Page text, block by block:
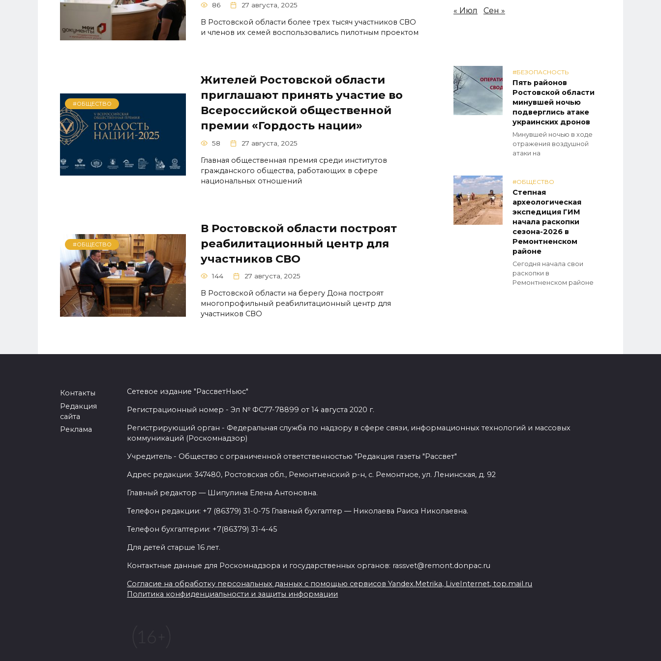
86 27 августа, 2025
В Ростовской области более трех тысяч участников СВО
и членов их семей воспользовались пилотным проектом
#ОБЩЕСТВО
Жителей Ростовской области
приглашают принять участие во
Всероссийской общественной
премии «Гордость нации»
58 27 августа, 2025
Главная общественная премия среди институтов
гражданского общества, работающих в сфере
национальных отношений
#ОБЩЕСТВО
В Ростовской области построят
реабилитационный центр для
участников СВО
144 27 августа, 2025
В Ростовской области на берегу Дона построят
многопрофильный реабилитационный центр для
участников СВО
« Июл Сен »
#БЕЗОПАСНОСТЬ
Пять районов
Ростовской области
минувшей ночью
подверглись атаке
украинских дронов
Минувшей ночью в ходе
отражения воздушной
атаки на
#ОБЩЕСТВО
Степная
археологическая
экспедиция ГИМ
начала раскопки
сезона-2026 в
Ремонтненском
районе
Сегодня начала свои
раскопки в
Ремонтненском районе
Контакты
Редакция
сайта
Реклама
Сетевое издание "РассветНьюс"
Регистрационный номер - Эл № ФС77-78899 от 14 августа 2020 г.
Регистрирующий орган - Федеральная служба по надзору в сфере связи, информационных технологий и массовых
коммуникаций (Роскомнадзор)
Учредитель - Общество с ограниченной ответственностью "Редакция газеты "Рассвет"
Адрес редакции: 347480, Ростовская обл., Ремонтненский р-н, с. Ремонтное, ул. Ленинская, д. 92
Главный редактор — Шипулина Елена Антоновна.
Телефон редакции: +7 (86379) 31-0-75 Главный бухгалтер — Николаева Раиса Николаевна.
Телефон бухгалтерии: +7(86379) 31-4-45
Для детей старше 16 лет.
Контактные данные для Роскомнадзора и государственных органов: rassvet@remont.donpac.ru
Согласие на обработку персональных данных с помощью сервисов Yandex.Metrika, LiveInternet, top.mail.ru
Политика конфиденциальности и защиты информации